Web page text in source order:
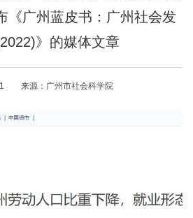
《广州蓝皮书：广州社会发
》的媒体文章
来源：广州市社会科学院